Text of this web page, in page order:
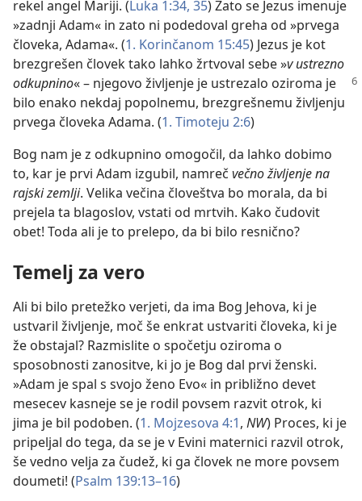
rekel angel Mariji. (Luka 1:34, 35) Zato se Jezus imenuje
»zadnji Adam« in zato ni podedoval greha od »prvega
človeka, Adama«. (1. Korinčanom 15:45) Jezus je kot
brezgrešen človek tako lahko žrtvoval sebe »v ustrezno
odkupnino« – njegovo življenje je ustrezalo oziroma je
bilo enako nekdaj popolnemu, brezgrešnemu življenju
prvega človeka Adama. (1. Timoteju 2:6)
Bog nam je z odkupnino omogočil, da lahko dobimo
to, kar je prvi Adam izgubil, namreč večno življenje na
rajski zemlji. Velika večina človeštva bo morala, da bi
prejela ta blagoslov, vstati od mrtvih. Kako čudovit
obet! Toda ali je to prelepo, da bi bilo resnično?
Temelj za vero
Ali bi bilo pretežko verjeti, da ima Bog Jehova, ki je
ustvaril življenje, moč še enkrat ustvariti človeka, ki je
že obstajal? Razmislite o spočetju oziroma o
sposobnosti zanositve, ki jo je Bog dal prvi ženski.
»Adam je spal s svojo ženo Evo« in približno devet
mesecev kasneje se je rodil povsem razvit otrok, ki
jima je bil podoben. (1. Mojzesova 4:1, NW) Proces, ki je
pripeljal do tega, da se je v Evini maternici razvil otrok,
še vedno velja za čudež, ki ga človek ne more povsem
doumeti! (Psalm 139:13–16)